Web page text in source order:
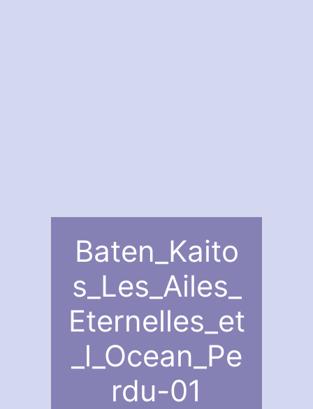
Baten_Kaito
s_Les_Ailes_
Eternelles_et
_l_Ocean_Pe
rdu-01